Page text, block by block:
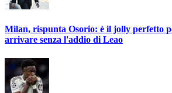
Milan, rispunta Osorio: è il jolly perfetto
arrivare senza l'addio di Leao